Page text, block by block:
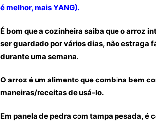
é melhor, mais YANG).
É bom que a cozinheira saiba que o arroz
ser guardado por vários dias, não estraga
durante uma semana.
O arroz é um alimento que combina bem
maneiras/receitas de usá-lo.
Em panela de pedra com tampa pesada, é